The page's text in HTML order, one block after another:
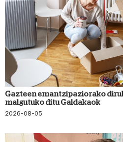
Gazteen emantzipaziorako
malgutuko ditu Galdakaok
2026-08-05